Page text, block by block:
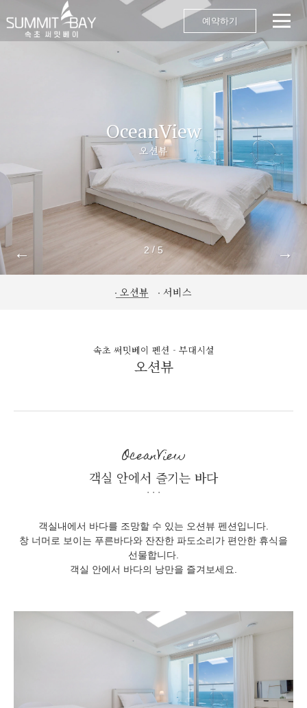
예약하기
OceanView
오션뷰
← 2 /5 →
오션뷰 서비스
속초 써밋베이 펜션 - 부대시설
오션뷰
OceanView
객실 안에서 즐기는 바다
객실내에서 바다를 조망할 수 있는 오션뷰 펜션입니다.
창 너머로 보이는 푸른바다와 잔잔한 파도소리가 편안한 휴식을
선물합니다.
객실 안에서 바다의 낭만을 즐겨보세요.